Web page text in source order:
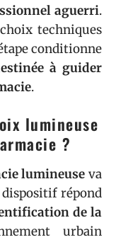
aguerri.
techniques
conditionne
à guider
.
lumineuse
?
lumineuse va
dispositif répond
de la
urbain